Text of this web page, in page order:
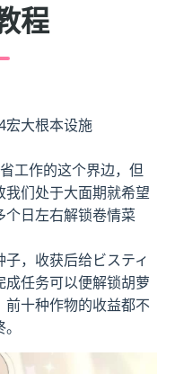
程
宏大根本设施
工作的这个界边，但
们处于大面期就希望
个日左右解锁卷情菜
，收获后给ビスティ
成任务可以便解锁胡萝
前十种作物的收益都不